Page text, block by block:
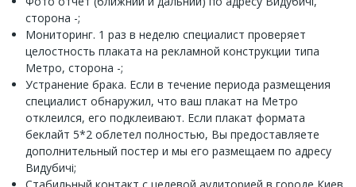
сторона -;
Мониторинг. 1 раз в неделю специалист проверяет
целостность плаката на рекламной конструкции типа
Метро, сторона -;
Устранение брака. Если в течение периода размещения
специалист обнаружил, что ваш плакат на Метро
отклеился, его подклеивают. Если плакат формата
беклайт 5*2 облетел полностью, Вы предоставляете
дополнительный постер и мы его размещаем по адресу
Видубичі;